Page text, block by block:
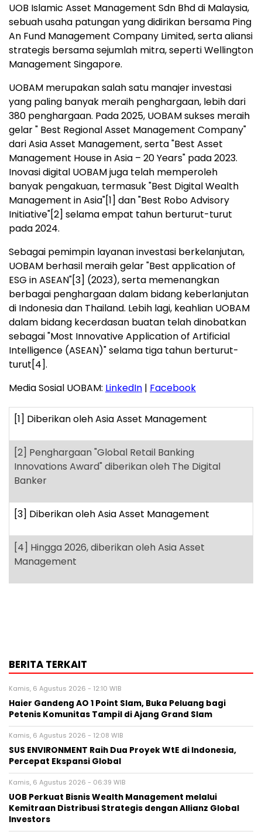
UOB Islamic Asset Management Sdn Bhd di Malaysia,
sebuah usaha patungan yang didirikan bersama Ping
An Fund Management Company Limited, serta aliansi
strategis bersama sejumlah mitra, seperti Wellington
Management Singapore.
UOBAM merupakan salah satu manajer investasi
yang paling banyak meraih penghargaan, lebih dari
380 penghargaan. Pada 2025, UOBAM sukses meraih
gelar " Best Regional Asset Management Company"
dari Asia Asset Management, serta "Best Asset
Management House in Asia – 20 Years" pada 2023.
Inovasi digital UOBAM juga telah memperoleh
banyak pengakuan, termasuk "Best Digital Wealth
Management in Asia"[1] dan "Best Robo Advisory
Initiative"[2] selama empat tahun berturut-turut
pada 2024.
Sebagai pemimpin layanan investasi berkelanjutan,
UOBAM berhasil meraih gelar "Best application of
ESG in ASEAN"[3] (2023), serta memenangkan
berbagai penghargaan dalam bidang keberlanjutan
di Indonesia dan Thailand. Lebih lagi, keahlian UOBAM
dalam bidang kecerdasan buatan telah dinobatkan
sebagai "Most Innovative Application of Artificial
Intelligence (ASEAN)" selama tiga tahun berturut-
turut[4].
Media Sosial UOBAM: LinkedIn | Facebook
[1] Diberikan oleh Asia Asset Management
[2] Penghargaan "Global Retail Banking
Innovations Award" diberikan oleh The Digital
Banker
[3] Diberikan oleh Asia Asset Management
[4] Hingga 2026, diberikan oleh Asia Asset
Management
BERITA TERKAIT
Kamis, 6 Agustus 2026 - 12:10 WIB
Haier Gandeng AO 1 Point Slam, Buka Peluang bagi
Petenis Komunitas Tampil di Ajang Grand Slam
Kamis, 6 Agustus 2026 - 12:08 WIB
SUS ENVIRONMENT Raih Dua Proyek WtE di Indonesia,
Percepat Ekspansi Global
Kamis, 6 Agustus 2026 - 06:39 WIB
UOB Perkuat Bisnis Wealth Management melalui
Kemitraan Distribusi Strategis dengan Allianz Global
Investors